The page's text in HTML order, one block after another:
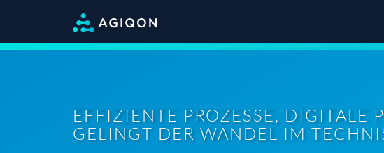
EFFIZIENTE PROZESSE, DIGITALE
GELINGT DER WANDEL IM